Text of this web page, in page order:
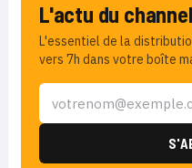
L'actu du
L'essentiel de la
vers 7h dans votre boîte